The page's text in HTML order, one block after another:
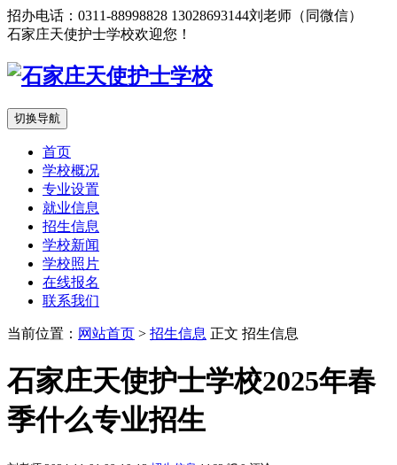
招办电话：0311-88998828 13028693144刘老师（同微信）
石家庄天使护士学校欢迎您！
切换导航
首页
学校概况
专业设置
就业信息
招生信息
学校新闻
学校照片
在线报名
联系我们
当前位置： 网站首页 > 招生信息 正文 招生信息
石家庄天使护士学校2025年春
季什么专业招生